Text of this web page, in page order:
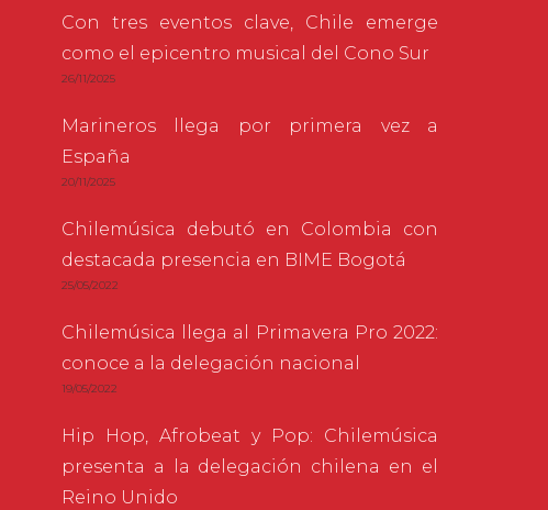
Con tres eventos clave, Chile emerge
como el epicentro musical del Cono Sur
26/11/2025
Marineros llega por primera vez a
España
20/11/2025
Chilemúsica debutó en Colombia con
destacada presencia en BIME Bogotá
25/05/2022
Chilemúsica llega al Primavera Pro 2022:
conoce a la delegación nacional
19/05/2022
Hip Hop, Afrobeat y Pop: Chilemúsica
presenta a la delegación chilena en el
Reino Unido